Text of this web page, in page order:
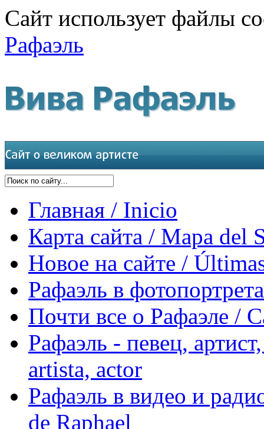
Сайт использует файлы
Рафаэль
Главная / Inicio
Карта сайта / Mapa del
Новое на сайте /
Рафаэль в
Почти все о Рафаэле /
Рафаэль - певец,
artista, actor
Рафаэль в видео и
de Raphael